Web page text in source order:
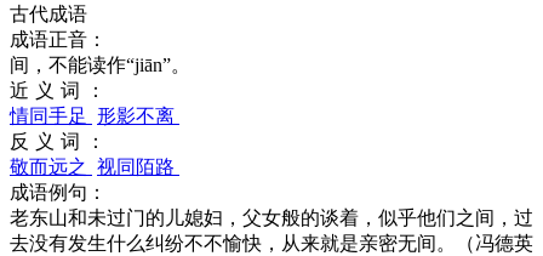
古代成语
成语正音：
间，不能读作“jiān”。
近义词：
情同手足 形影不离
反义词：
敬而远之 视同陌路
成语例句：
老东山和未过门的儿媳妇，父女般的谈着，似乎他们之间，过
去没有发生什么纠纷不不愉快，从来就是亲密无间。（冯德英